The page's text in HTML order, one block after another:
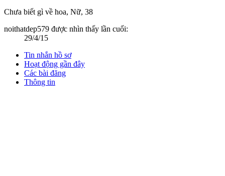
Chưa biết gì về hoa, Nữ, 38
noithatdep579 được nhìn thấy lần cuối:
29/4/15
Tin nhắn hồ sơ
Hoạt động gần đây
Các bài đăng
Thông tin